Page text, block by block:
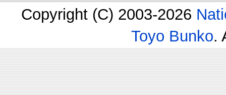
Copyright (C) 2003-2026
Toyo Bunko.